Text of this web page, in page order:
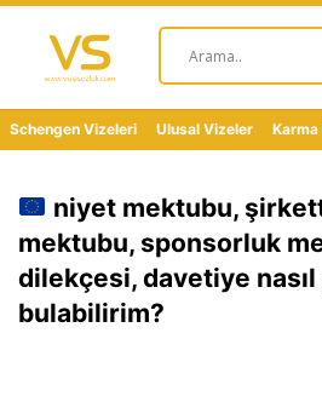
Schengen Vizeleri Ulusal Vizeler Karma
niyet mektubu,
mektubu, sponsorluk
dilekçesi, davetiye nasıl
bulabilirim?